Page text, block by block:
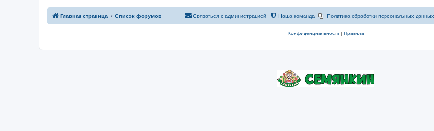
Главная страница Список форумов Политика обработки персональных данных
Наша команда
Связаться с администрацией
Конфиденциальность| Правила